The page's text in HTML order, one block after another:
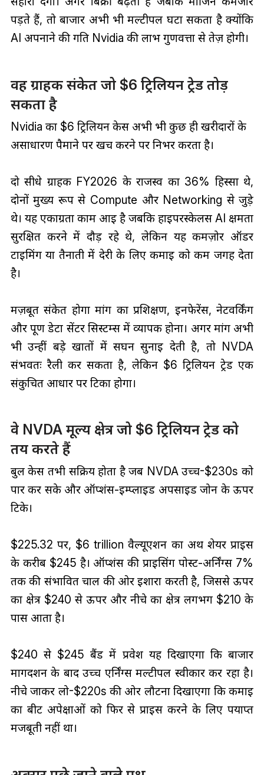
पड़ते हैं, तो बाजार अभी भी मल्टीपल घटा सकता है क्योंकि
AI अपनाने की गति Nvidia की लाभ गुणवत्ता से तेज़ होगी।
वह ग्राहक संकेत जो $6 ट्रिलियन ट्रेड तोड़
सकता है
Nvidia का $6 ट्रिलियन केस अभी भी कुछ ही खरीदारों के
असाधारण पैमाने पर खर्च करने पर निर्भर करता है।
दो सीधे ग्राहक FY2026 के राजस्व का 36% हिस्सा थे,
दोनों मुख्य रूप से Compute और Networking से जुड़े
थे। यह एकाग्रता काम आई है जबकि हाइपरस्केलर्स AI क्षमता
सुरक्षित करने में दौड़ रहे थे, लेकिन यह कमज़ोर ऑर्डर
टाइमिंग या तैनाती में देरी के लिए कमाई को कम जगह देता
है।
मज़बूत संकेत होगा मांग का प्रशिक्षण, इनफेरेंस, नेटवर्किंग
और पूर्ण डेटा सेंटर सिस्टम्स में व्यापक होना। अगर मांग अभी
भी उन्हीं बड़े खातों में सघन सुनाई देती है, तो NVDA
संभवतः रैली कर सकता है, लेकिन $6 ट्रिलियन ट्रेड एक
संकुचित आधार पर टिका होगा।
वे NVDA मूल्य क्षेत्र जो $6 ट्रिलियन ट्रेड को
तय करते हैं
बुल केस तभी सक्रिय होता है जब NVDA उच्च-$230s को
पार कर सके और ऑप्शंस-इम्प्लाइड अपसाइड जोन के ऊपर
टिके।
$225.32 पर, $6 trillion वैल्यूएशन का अर्थ शेयर प्राइस
के करीब $245 है। ऑप्शंस की प्राइसिंग पोस्ट-अर्निंग्स 7%
तक की संभावित चाल की ओर इशारा करती है, जिससे ऊपर
का क्षेत्र $240 से ऊपर और नीचे का क्षेत्र लगभग $210 के
पास आता है।
$240 से $245 बैंड में प्रवेश यह दिखाएगा कि बाजार
मार्गदर्शन के बाद उच्च एर्निंग्स मल्टीपल स्वीकार कर रहा है।
नीचे जाकर लो-$220s की ओर लौटना दिखाएगा कि कमाई
का बीट अपेक्षाओं को फिर से प्राइस करने के लिए पर्याप्त
मजबूती नहीं था।